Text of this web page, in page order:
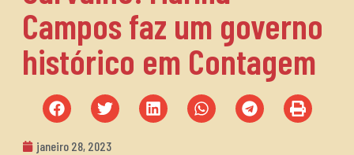
Campos faz um governo
histórico em Contagem
janeiro 28, 2023